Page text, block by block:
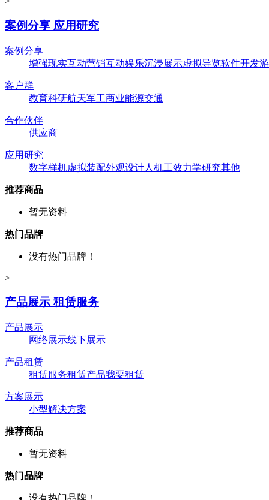
案例分享 应用研究
案例分享
增强现实互动营销互动娱乐沉浸展示虚拟导览软件开发
客户群
教育科研航天军工商业能源交通
合作伙伴
供应商
应用研究
数字样机虚拟装配外观设计人机工效力学研究其他
推荐商品
暂无资料
热门品牌
没有热门品牌！
>
产品展示 租赁服务
产品展示
网络展示线下展示
产品租赁
租赁服务租赁产品我要租赁
方案展示
小型解决方案
推荐商品
暂无资料
热门品牌
没有热门品牌！